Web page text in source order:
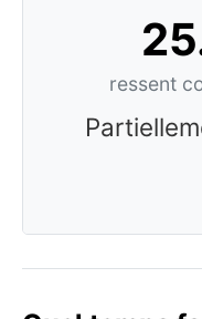
ressent